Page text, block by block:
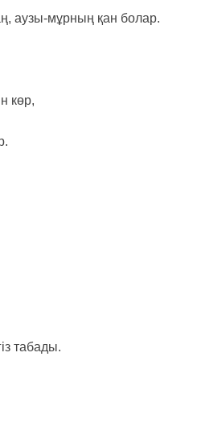
аузы-мұрның қан болар.
көр,
табады.